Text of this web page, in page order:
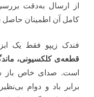
از ارسال به‌دقت
کامل آن اطمینان حاصل
فندک زیپو فقط یک
قطعه‌ی کلکسیونی،
است. صدای خاص باز
برابر باد و دوام